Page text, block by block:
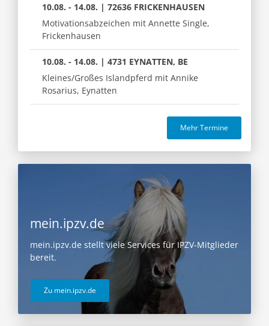
10.08. - 14.08. | 72636 FRICKENHAUSEN
Motivationsabzeichen mit Annette Single,
Frickenhausen
10.08. - 14.08. | 4731 EYNATTEN, BE
Kleines/Großes Islandpferd mit Annike
Rosarius, Eynatten
Mehr Termine
mein.ipzv.de
mein.ipzv.de stellt viele Services für IPZV-Mitglieder
bereit.
Zu mein.ipzv.de